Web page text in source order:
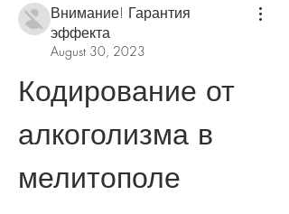
Внимание! Гарантия
эффекта
August 30, 2023
Кодирование от
алкоголизма в
мелитополе